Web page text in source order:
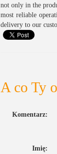
not only in the
most reliable
delivery to our
A co Ty
Komentarz:
Imię: